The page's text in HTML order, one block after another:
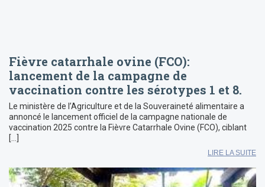
Fièvre catarrhale ovine (FCO):
lancement de la campagne de
vaccination contre les sérotypes 1 et 8.
Le ministère de l’Agriculture et de la Souveraineté alimentaire a
annoncé le lancement officiel de la campagne nationale de
vaccination 2025 contre la Fièvre Catarrhale Ovine (FCO), ciblant
[…]
LIRE LA SUITE